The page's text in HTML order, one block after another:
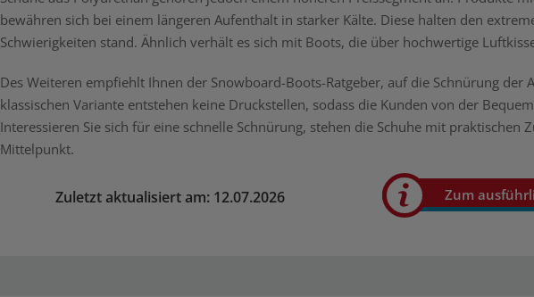
bewähren sich bei einem längeren Aufenthalt in starker Kälte. Diese halten den
Schwierigkeiten stand. Ähnlich verhält es sich mit Boots, die über hochwertige
Des Weiteren empfiehlt Ihnen der Snowboard-Boots-Ratgeber, auf die Schnürung der
klassischen Variante entstehen keine Druckstellen, sodass die Kunden von der
Interessieren Sie sich für eine schnelle Schnürung, stehen die Schuhe mit praktischen
Mittelpunkt.
Zuletzt aktualisiert am: 12.07.2026 Zum